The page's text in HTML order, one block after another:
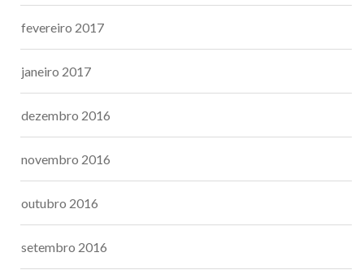
fevereiro 2017
janeiro 2017
dezembro 2016
novembro 2016
outubro 2016
setembro 2016